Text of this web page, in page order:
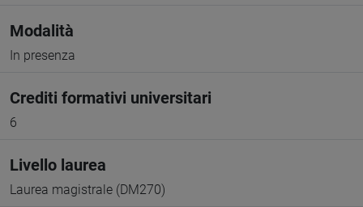
Modalità
In presenza
Crediti formativi universitari
6
Livello laurea
Laurea magistrale (DM270)